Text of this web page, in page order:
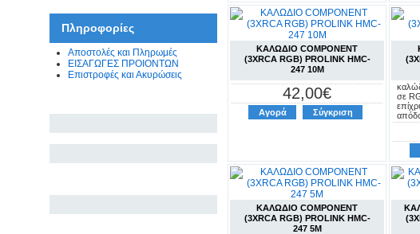
ΚΑΛΩΔΙΟ COMPONENT
(3XRCA RGB) PROLINK HMC-
247 10M
42,00€
Αγορά Σύγκριση
σε
ΚΑΛΩΔΙΟ COMPONENT
(3XRCA RGB) PROLINK HMC-
247 5M
Πληροφορίες
Αποστολές και Πληρωμές
ΕΙΣΑΓΩΓΕΣ ΠΡΟΙΟΝΤΩΝ
Επιστροφές και Ακυρώσεις